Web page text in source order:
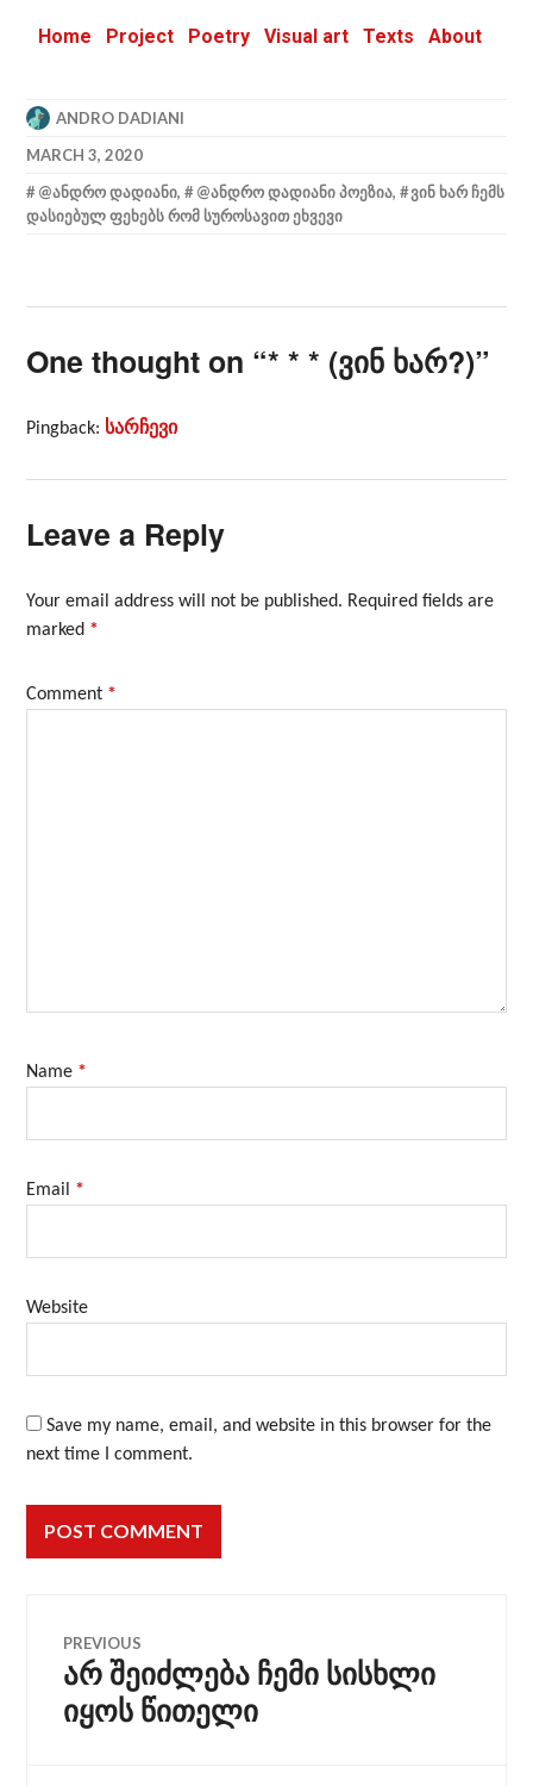
Home Project PoetryVisual artTextsAbout
ANDRO DADIANI
MARCH 3, 2020
@ᲐᲜᲓᲠᲝ ᲓᲐᲓᲘᲐᲜᲘ, @ᲐᲜᲓᲠᲝ ᲓᲐᲓᲘᲐᲜᲘ ᲞᲝᲔᲖᲘᲐ,
ᲕᲘᲜ ᲮᲐᲠ ᲩᲔᲛᲡ
ᲓᲐᲡᲘᲔᲑᲣᲚ ᲤᲔᲮᲔᲑᲡ ᲠᲝᲛ ᲡᲣᲠᲝᲡᲐᲕᲘᲗ ᲔᲮᲕᲔᲕᲘ
One thought on “* * * (ვინ ხარ?)”
Pingback: სარჩევი
Leave a Reply
Your email address will not be published. Required fields are
marked *
Comment *
Name *
Email *
Website
Save my name, email, and website in this browser for the
next time I comment.
PREVIOUS
არ შეიძლება ჩემი სისხლი
იყოს წითელი